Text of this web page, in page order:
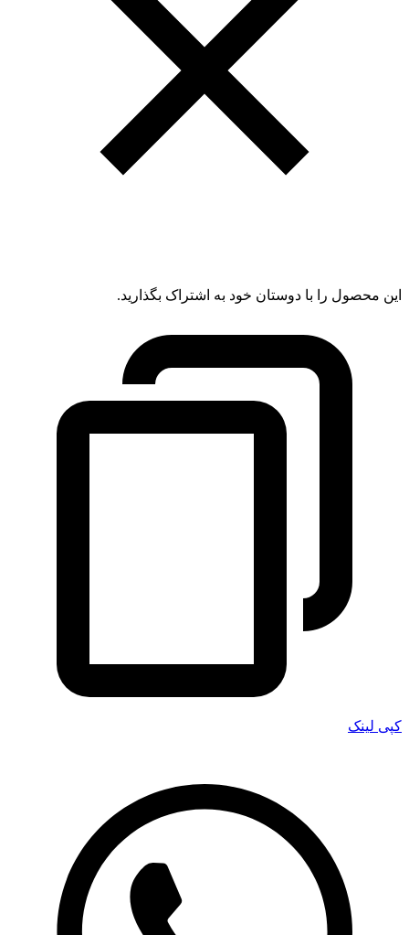
این محصول را با دوستان خود به اشتراک بگذارید.
کپی لینک